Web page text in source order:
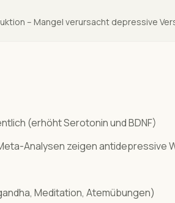
– Mangel verursacht depressive
(erhöht Serotonin und BDNF)
Analysen zeigen antidepressive
Meditation, Atemübungen)